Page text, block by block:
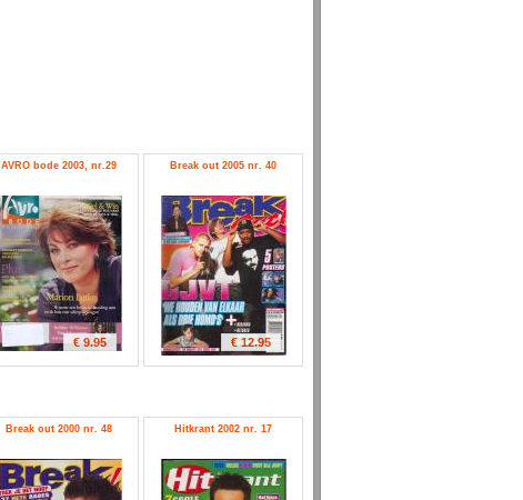
AVRO bode 2003, nr.29
€ 9.95
Break out 2005 nr. 40
€ 12.95
Break out 2000 nr. 48 Hitkrant 2002 nr. 17